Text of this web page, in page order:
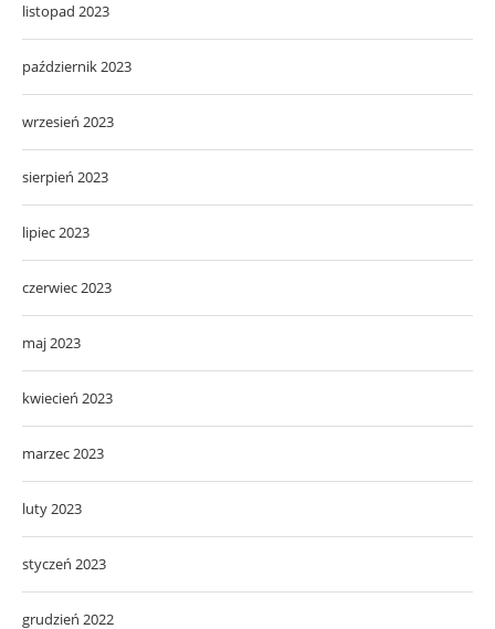
listopad 2023
październik 2023
wrzesień 2023
sierpień 2023
lipiec 2023
czerwiec 2023
maj 2023
kwiecień 2023
marzec 2023
luty 2023
styczeń 2023
grudzień 2022